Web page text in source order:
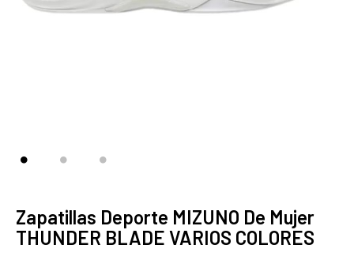
Zapatillas Deporte MIZUNO De Mujer
THUNDER BLADE VARIOS COLORES